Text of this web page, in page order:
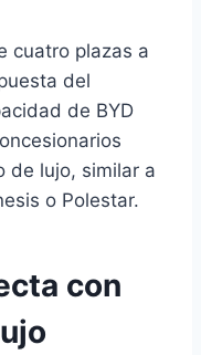
cuatro plazas a
del
de BYD
de lujo, similar a
o Polestar.
con